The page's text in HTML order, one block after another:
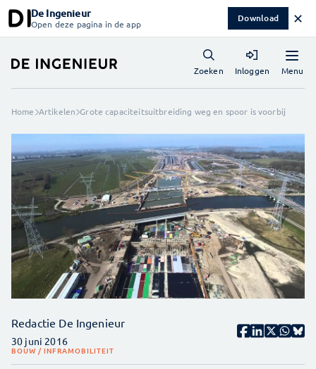
De Ingenieur
Open deze pagina in de app Download ✕
Menu
Zoeken Inloggen
Home Artikelen Grote capaciteitsuitbreiding weg en spoor is voorbij
Redactie De Ingenieur
30 juni 2016
BOUW / INFRAMOBILITEIT